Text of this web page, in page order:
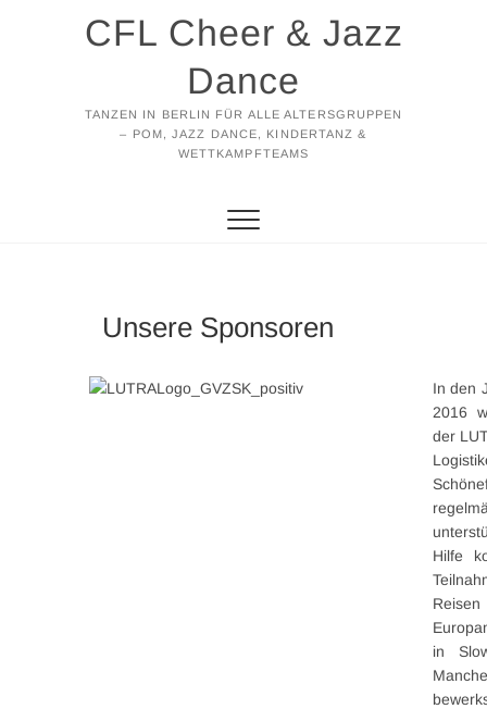
CFL Cheer & Jazz
Dance
TANZEN IN BERLIN FÜR ALLE ALTERSGRUPPEN
– POM, JAZZ DANCE, KINDERTANZ &
WETTKAMPFTEAMS
Unsere Sponsoren
In den
2016
der
Hilfe
in